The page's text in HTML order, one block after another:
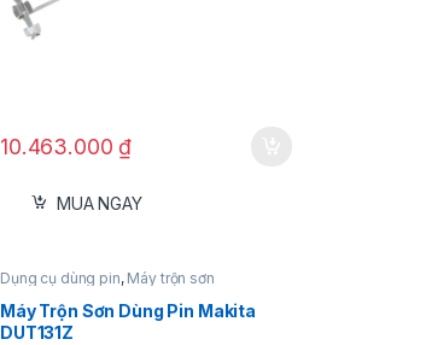
10.463.000 ₫
MUA NGAY
Dụng cụ dùng pin, Máy trộn sơn
Máy Trộn Sơn Dùng Pin Makita
DUT131Z